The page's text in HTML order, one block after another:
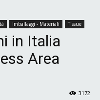
Imballaggi - Materiali Tissue
in Italia
Area
3172